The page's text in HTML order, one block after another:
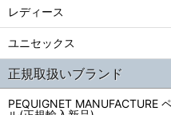
レディース
ユニセックス
正規取扱いブランド
PEQUIGNET MANUFACTURE